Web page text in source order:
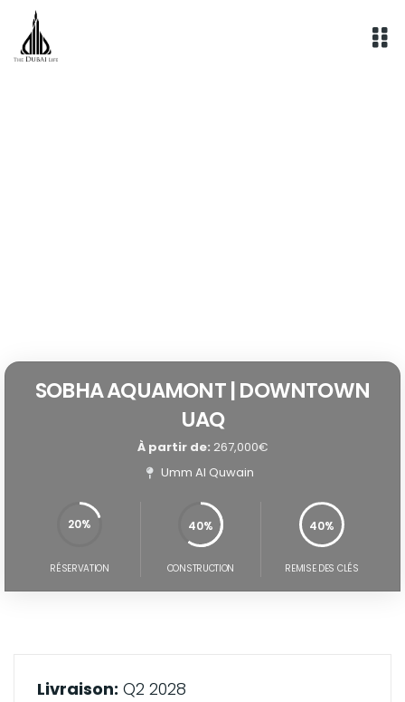
contenu
SOBHA AQUAMONT | DOWNTOWN
UAQ
À partir de: 267,000€
Umm Al Quwain
20%
RÉSERVATION
40%
CONSTRUCTION
40%
REMISE DES CLÉS
Livraison: Q2 2028